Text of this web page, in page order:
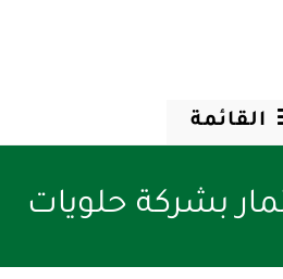
القائمة
بشركة حلويات